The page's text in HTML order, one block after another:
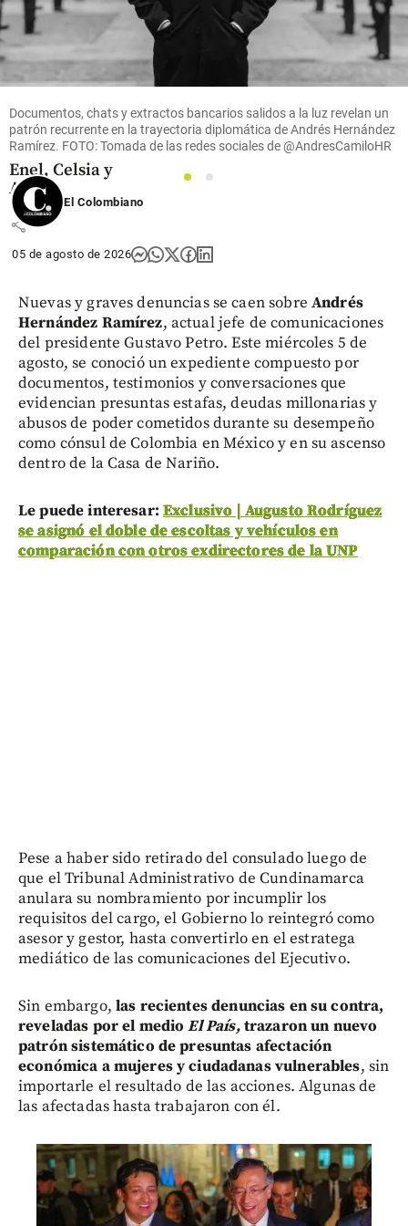
Acolgen
denuncia
supuesto
“hostigamiento
tras
investigación
de la SIC a
Enel, Celsia y
AES
share
Documentos, chats y extractos bancarios salidos a la luz revelan un
patrón recurrente en la trayectoria diplomática de Andrés Hernández
Ramírez. FOTO: Tomada de las redes sociales de @AndresCamiloHR
1
2
El Colombiano
05 de agosto de 2026
Nuevas y graves denuncias se caen sobre Andrés
Hernández Ramírez, actual jefe de comunicaciones
del presidente Gustavo Petro. Este miércoles 5 de
agosto, se conoció un expediente compuesto por
documentos, testimonios y conversaciones que
evidencian presuntas estafas, deudas millonarias y
abusos de poder cometidos durante su desempeño
como cónsul de Colombia en México y en su ascenso
dentro de la Casa de Nariño.
Le puede interesar: Exclusivo | Augusto Rodríguez
se asignó el doble de escoltas y vehículos en
comparación con otros exdirectores de la UNP
Pese a haber sido retirado del consulado luego de
que el Tribunal Administrativo de Cundinamarca
anulara su nombramiento por incumplir los
requisitos del cargo, el Gobierno lo reintegró como
asesor y gestor, hasta convertirlo en el estratega
mediático de las comunicaciones del Ejecutivo.
Sin embargo, las recientes denuncias en su contra,
reveladas por el medioEl País,trazaron un nuevo
patrón sistemático de presuntas afectación
económica a mujeres y ciudadanas vulnerables, sin
importarle el resultado de las acciones. Algunas de
las afectadas hasta trabajaron con él.